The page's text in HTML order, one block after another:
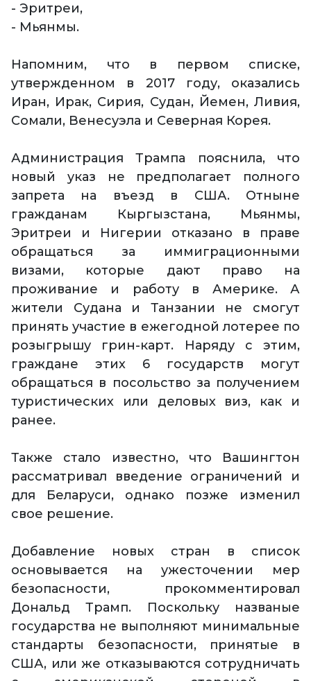
- Эритреи,
- Мьянмы.
Напомним, что в первом списке,
утвержденном в 2017 году, оказались
Иран, Ирак, Сирия, Судан, Йемен, Ливия,
Сомали, Венесуэла и Северная Корея.
Администрация Трампа пояснила, что
новый указ не предполагает полного
запрета на въезд в США. Отныне
гражданам Кыргызстана, Мьянмы,
Эритреи и Нигерии отказано в праве
обращаться за иммиграционными
визами, которые дают право на
проживание и работу в Америке. А
жители Судана и Танзании не смогут
принять участие в ежегодной лотерее по
розыгрышу грин-карт. Наряду с этим,
граждане этих 6 государств могут
обращаться в посольство за получением
туристических или деловых виз, как и
ранее.
Также стало известно, что Вашингтон
рассматривал введение ограничений и
для Беларуси, однако позже изменил
свое решение.
Добавление новых стран в список
основывается на ужесточении мер
безопасности, прокомментировал
Дональд Трамп. Поскольку названые
государства не выполняют минимальные
стандарты безопасности, принятые в
США, или же отказываются сотрудничать